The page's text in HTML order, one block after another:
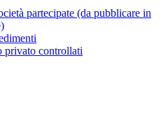
partecipate (da pubblicare in
privato controllati